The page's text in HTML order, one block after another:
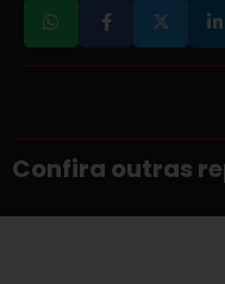
Confira outras